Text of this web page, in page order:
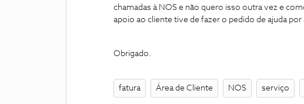
chamadas à NOS e não quero isso outra vez e
apoio ao cliente tive de fazer o pedido de ajuda por
Obrigado.
fatura Área de Cliente NOS serviço